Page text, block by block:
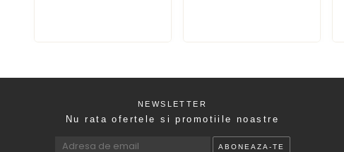
NEWSLETTER
Nu rata ofertele si promotiile noastre